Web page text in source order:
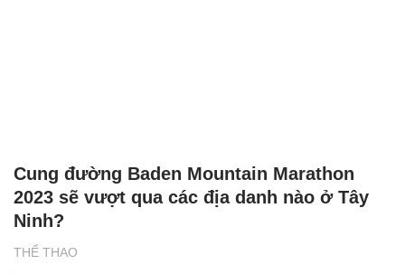
THỂ THAO
Cung đường Baden Mountain Marathon
2023 sẽ vượt qua các địa danh nào ở Tây
Ninh?